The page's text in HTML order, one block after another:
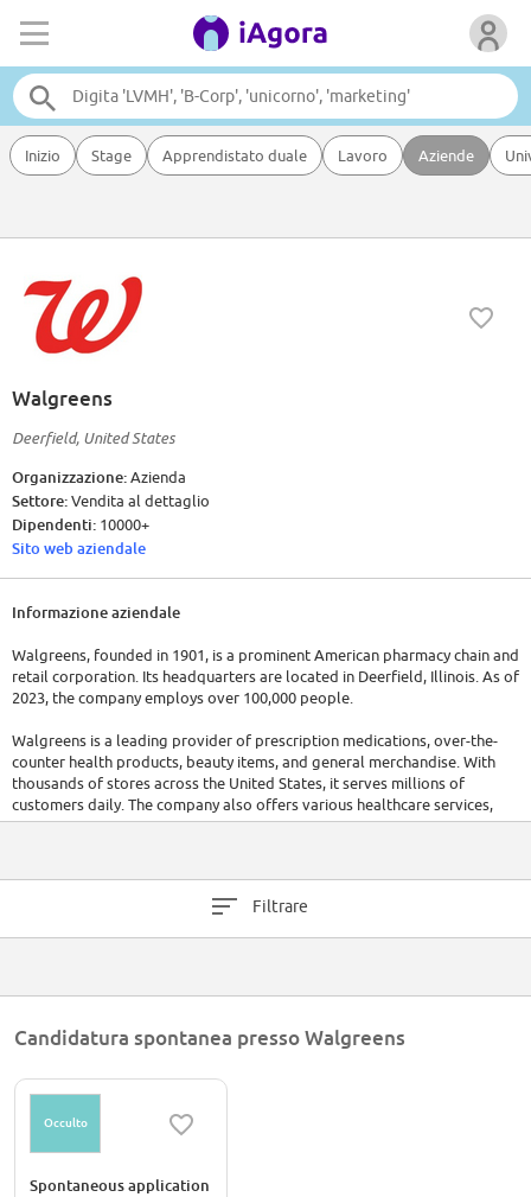
Inizio Stage Apprendistato duale Lavoro Aziende
Walgreens
Deerfield, United States
Organizzazione:Azienda
Settore:Vendita al dettaglio
Dipendenti: 10000+
Sito web aziendale
Informazione aziendale
Walgreens, founded in 1901, is a prominent American pharmacy chain and
retail corporation. Its headquarters are located in Deerfield, Illinois. As of
2023, the company employs over 100,000 people.
Walgreens is a leading provider of prescription medications, over-the-
counter health products, beauty items, and general merchandise. With
thousands of stores across the United States, it serves millions of
customers daily. The company also offers various healthcare services,
including immunizations and health screenings. In terms of recent
Filtrare
Candidatura spontanea presso Walgreens
Occulto
Spontaneous application